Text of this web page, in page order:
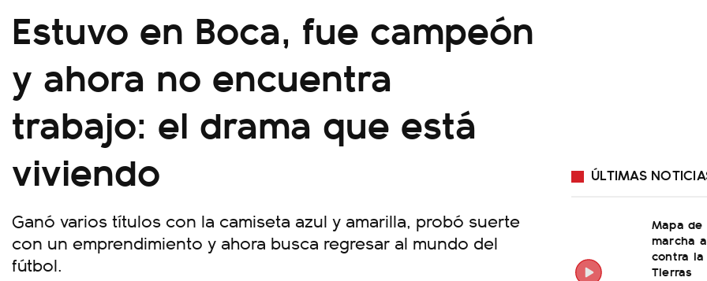
Estuvo en Boca, fue campeón
y ahora no encuentra
trabajo: el drama que está
viviendo
Ganó varios títulos con la camiseta azul y amarilla, probó suerte
con un emprendimiento y ahora busca regresar al mundo del
fútbol.
ÚLTIMAS
Mapa
marcha
contra
Tierras